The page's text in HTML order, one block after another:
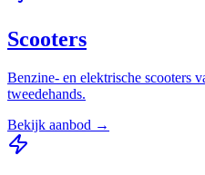
Scooters
Benzine- en elektrische scooters
tweedehands.
Bekijk aanbod →